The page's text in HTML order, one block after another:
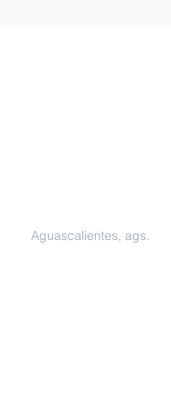
Aguascalientes, ags.